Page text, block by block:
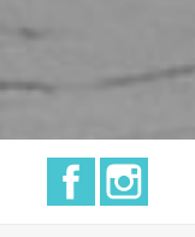
Facebook